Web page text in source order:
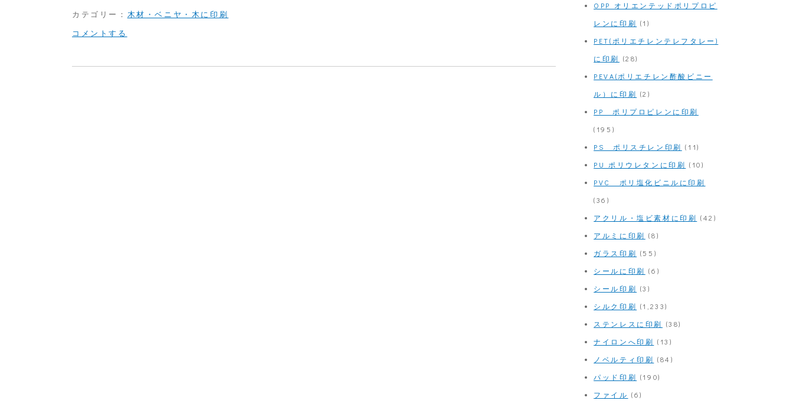
カテゴリー： 木材・ベニヤ・木に印刷
コメントする
馬
OPP オリエンテッドポリプロピ
レンに印刷 (1)
PET(ポリエチレンテレフタレー)
に印刷 (28)
PEVA(ポリエチレン酢酸ビニー
ル）に印刷 (2)
PP ポリプロピレンに印刷
(195)
PS ポリスチレン印刷 (11)
PU ポリウレタンに印刷 (10)
PVC ポリ塩化ビニルに印刷
(36)
アクリル・塩ビ素材に印刷 (42)
アルミに印刷 (8)
ガラス印刷 (55)
シールに印刷 (6)
シール印刷 (3)
シルク印刷 (1,233)
ステンレスに印刷 (38)
ナイロンへ印刷 (13)
ノベルティ印刷 (84)
パッド印刷 (190)
ファイル (6)